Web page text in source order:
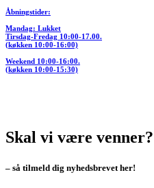
Åbningstider:
Mandag: Lukket
Tirsdag-Fredag 10:00-17.00.
(køkken 10:00-16:00)
Weekend 10:00-16:00.
(køkken 10:00-15:30)
Skal vi være venner?
– så tilmeld dig nyhedsbrevet her!